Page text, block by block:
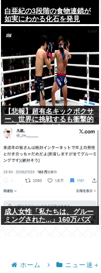
白亜紀の3段階の食物連鎖が
如実にわかる化石を発見
【悲報】超有名キックボクサ
ー、世界に挑戦するも衝撃的
KO負けしてしまう…
成人女性「私たちは、グルー
ミングされた...」160万バズ
ホーム ニュー速＋